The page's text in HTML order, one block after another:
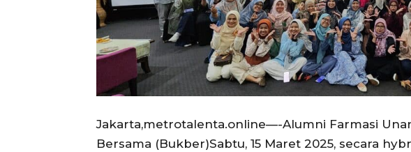
Jakarta,metrotalenta.online—-Alumni Farmasi
Bersama (Bukber)Sabtu, 15 Maret 2025, secara